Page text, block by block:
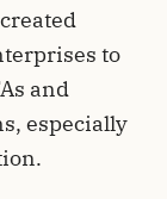
to
and
especially